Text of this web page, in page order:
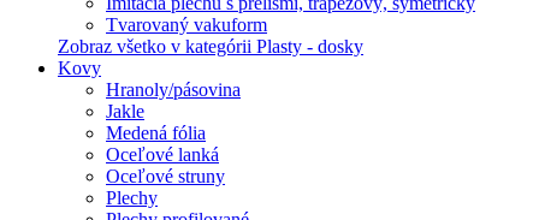
Tvarovaný vakuform
Zobraz všetko v kategórii Plasty - dosky
Kovy
Hranoly/pásovina
Jakle
Medená fólia
Oceľové lanká
Oceľové struny
Plechy